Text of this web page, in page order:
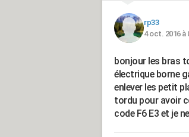
rp33
4 oct. 2016 à
bonjour les bras
électrique borne
enlever les petit
tordu pour avoir
code F6 E3 et je